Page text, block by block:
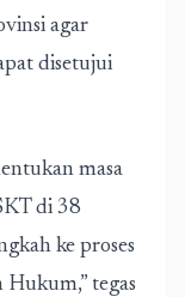
agar
disetujui
masa
di 38
ke proses
tegas